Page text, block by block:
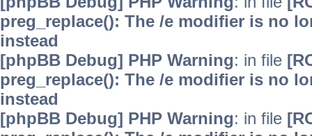
preg_replace(): The /e modifier is no
instead
[phpBB Debug] PHP Warning: in file
preg_replace(): The /e modifier is no
instead
[phpBB Debug] PHP Warning: in file